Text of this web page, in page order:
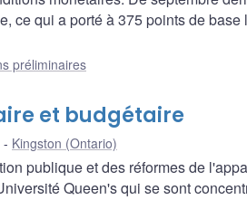
ce qui a porté à 375 points de base
préliminaires
et budgétaire
Kingston (Ontario)
publique et des réformes de
Queen's qui se sont